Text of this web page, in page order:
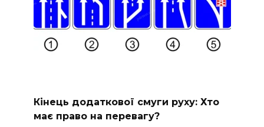
Кінець додаткової смуги руху: Хто
має право на перевагу?